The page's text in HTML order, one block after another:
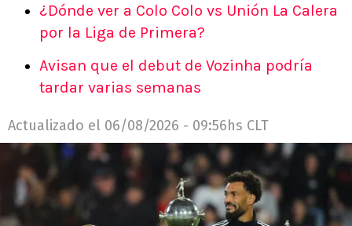
¿Dónde ver a Colo Colo vs Unión La Calera
por la Liga de Primera?
Avisan que el debut de Vozinha podría
tardar varias semanas
Actualizado el 06/08/2026 - 09:56hs CLT